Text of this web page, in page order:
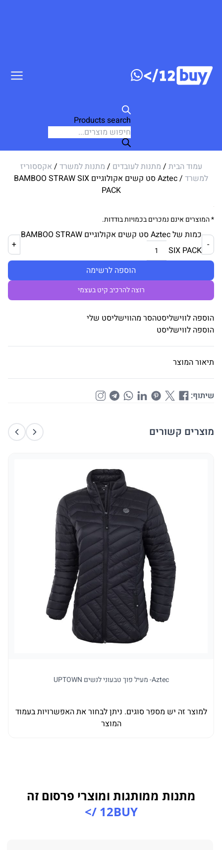
Products search
עמוד הבית / מתנות לעובדים / מתנות למשרד / אקססוריז
למשרד
/ Aztec סט קשים אקולוגיים BAMBOO STRAW SIX
PACK
* המוצרים אינם נמכרים בכמויות בודדות.
-
כמות של Aztec סט קשים אקולוגיים BAMBOO STRAW
SIX PACK
+
הוספה לרשימה
רוצה להרכיב קיט בעצמי
הוספה לווישליסטהסר מהווישליסט שלי
הוספה לווישליסט
תיאור המוצר
שיתוף:
מוצרים קשורים
Aztec- מעיל פוך טבעוני לנשים UPTOWN
למוצר זה יש מספר סוגים. ניתן לבחור את האפשרויות בעמוד
המוצר
מתנות ממותגות ומוצרי פרסום זה
12BUY />